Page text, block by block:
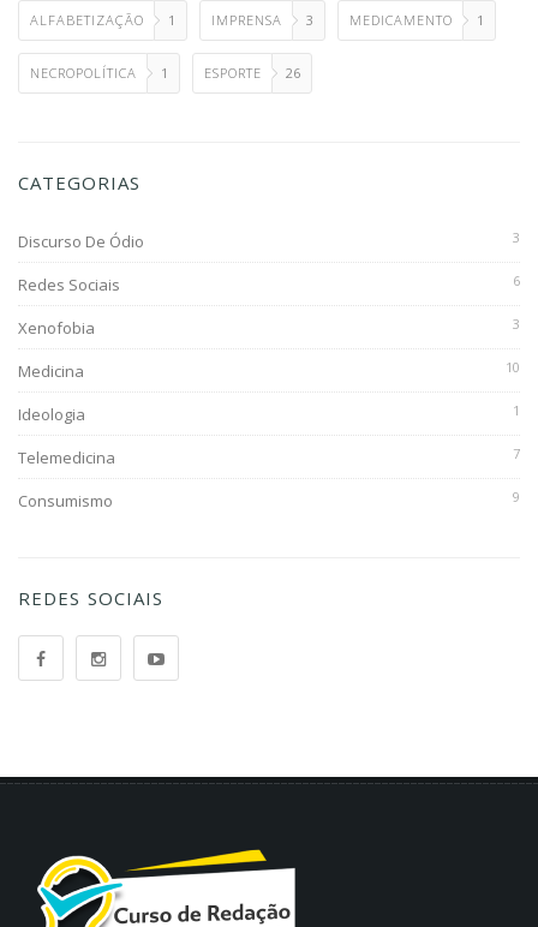
ALFABETIZAÇÃO 1 IMPRENSA 3 MEDICAMENTO 1
NECROPOLÍTICA 1 ESPORTE 26
CATEGORIAS
Discurso De Ódio 3
Redes Sociais 6
Xenofobia 3
Medicina 10
Ideologia 1
Telemedicina 7
Consumismo 9
REDES SOCIAIS